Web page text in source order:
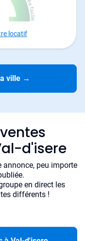
locatif
ville →
d'isere
annonce, peu importe
en direct les
différents !